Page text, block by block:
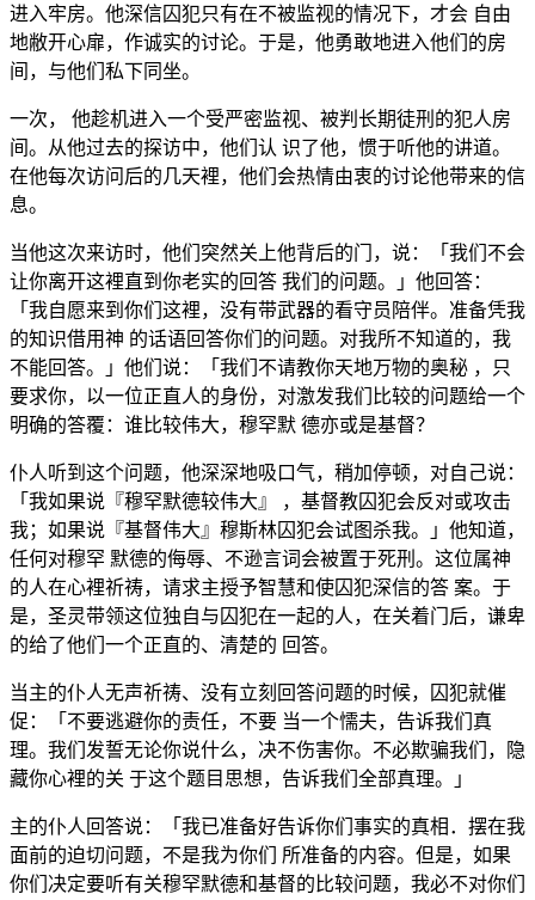
进入牢房。他深信囚犯只有在不被监视的情况下，才会 自由
地敝开心扉，作诚实的讨论。于是，他勇敢地进入他们的房
间，与他们私下同坐。
一次， 他趁机进入一个受严密监视、被判长期徒刑的犯人房
间。从他过去的探访中，他们认 识了他，惯于听他的讲道。
在他每次访问后的几天裡，他们会热情由衷的讨论他带来的信
息。
当他这次来访时，他们突然关上他背后的门，说：「我们不会
让你离开这裡直到你老实的回答 我们的问题。」他回答：
「我自愿来到你们这裡，没有带武器的看守员陪伴。准备凭我
的知识借用神 的话语回答你们的问题。对我所不知道的，我
不能回答。」他们说：「我们不请教你天地万物的奥秘 ，只
要求你，以一位正直人的身份，对激发我们比较的问题给一个
明确的答覆：谁比较伟大，穆罕默 德亦或是基督？
仆人听到这个问题，他深深地吸口气，稍加停顿，对自己说：
「我如果说『穆罕默德较伟大』 ，基督教囚犯会反对或攻击
我；如果说『基督伟大』穆斯林囚犯会试图杀我。」他知道，
任何对穆罕 默德的侮辱、不逊言词会被置于死刑。这位属神
的人在心裡祈祷，请求主授予智慧和使囚犯深信的答 案。于
是，圣灵带领这位独自与囚犯在一起的人，在关着门后，谦卑
的给了他们一个正直的、清楚的 回答。
当主的仆人无声祈祷、没有立刻回答问题的时候，囚犯就催
促：「不要逃避你的责任，不要 当一个懦夫，告诉我们真
理。我们发誓无论你说什么，决不伤害你。不必欺骗我们，隐
藏你心裡的关 于这个题目思想，告诉我们全部真理。」
主的仆人回答说：「我已准备好告诉你们事实的真相．摆在我
面前的迫切问题，不是我为你们 所准备的内容。但是，如果
你们决定要听有关穆罕默德和基督的比较问题，我必不对你们